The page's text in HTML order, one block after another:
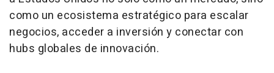
como un ecosistema estratégico para escalar
negocios, acceder a inversión y conectar con
hubs globales de innovación.